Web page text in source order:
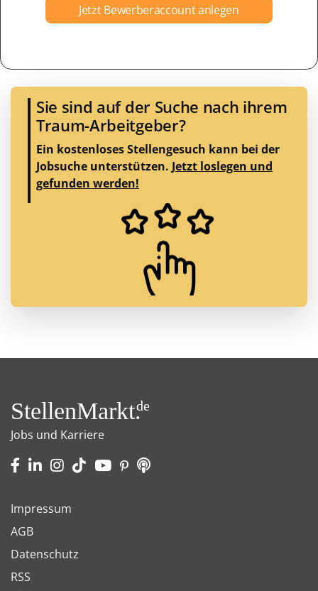
Jetzt Bewerberaccount anlegen
Sie sind auf der Suche nach ihrem
Traum-Arbeitgeber?
Ein kostenloses Stellengesuch kann bei der
Jobsuche unterstützen. Jetzt loslegen und
gefunden werden!
StellenMarkt.de
Jobs und Karriere
Impressum
AGB
Datenschutz
RSS